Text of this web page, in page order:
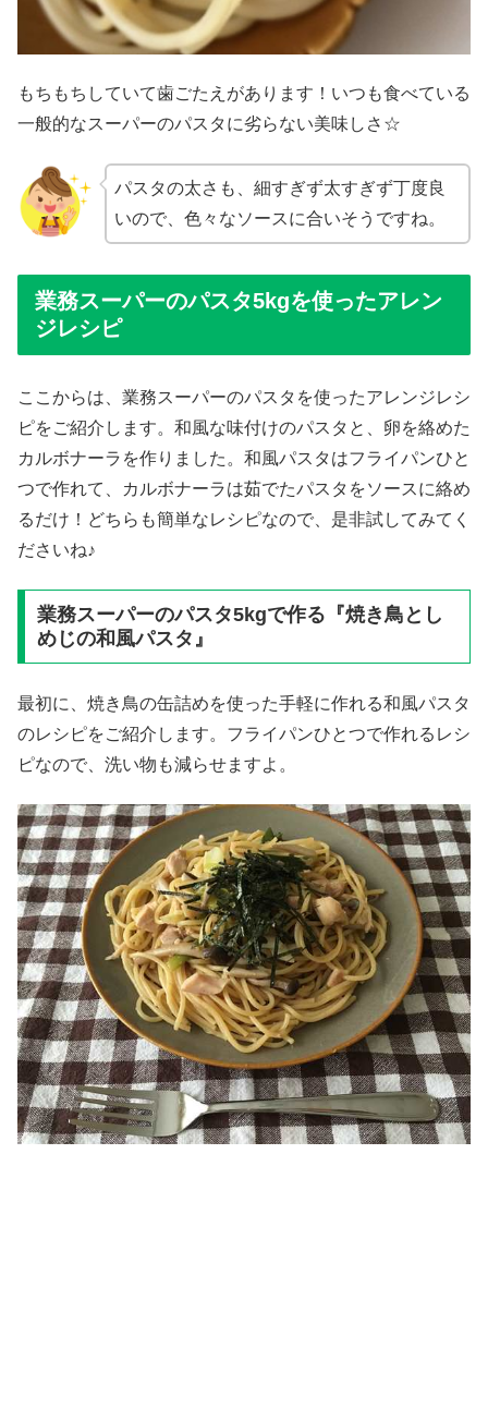
もちもちしていて歯ごたえがあります！いつも食べている
一般的なスーパーのパスタに劣らない美味しさ☆
パスタの太さも、細すぎず太すぎず丁度良
いので、色々なソースに合いそうですね。
業務スーパーのパスタ5kgを使ったアレン
ジレシピ
ここからは、業務スーパーのパスタを使ったアレンジレシ
ピをご紹介します。和風な味付けのパスタと、卵を絡めた
カルボナーラを作りました。和風パスタはフライパンひと
つで作れて、カルボナーラは茹でたパスタをソースに絡め
るだけ！どちらも簡単なレシピなので、是非試してみてく
ださいね♪
業務スーパーのパスタ5kgで作る『焼き鳥とし
めじの和風パスタ』
最初に、焼き鳥の缶詰めを使った手軽に作れる和風パスタ
のレシピをご紹介します。フライパンひとつで作れるレシ
ピなので、洗い物も減らせますよ。